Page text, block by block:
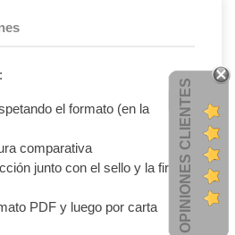
el formato (en la
comparativa
junto con el sello y la firma
PDF y luego por carta
OPINIONES CLIENTES